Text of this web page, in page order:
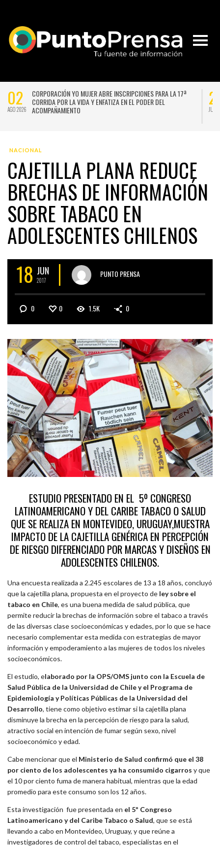
02
AGO 2026
CORPORACIÓN YO MUJER ABRE INSCRIPCIONES PARA LA 17ª
CORRIDA POR LA VIDA Y ENFATIZA EN EL PODER DEL
ACOMPAÑAMIENTO
JUL
NACIONAL
CAJETILLA PLANA REDUCE
BRECHAS DE INFORMACIÓN
SOBRE TABACO EN
ADOLESCENTES CHILENOS
18 JUN
2017
PUNTO PRENSA
0 0 1.5K 0
ESTUDIO PRESENTADO EN EL 5º CONGRESO
LATINOAMERICANO Y DEL CARIBE TABACO O SALUD
QUE SE REALIZA EN MONTEVIDEO, URUGUAY,MUESTRA
IMPACTO DE LA CAJETILLA GENÉRICA EN PERCEPCIÓN
DE RIESGO DIFERENCIADO POR MARCAS Y DISEÑOS EN
ADOLESCENTES CHILENOS.
Una encuesta realizada a 2.245 escolares de 13 a 18 años, concluyó
que la cajetilla plana, propuesta en el proyecto de ley sobre el
tabaco en Chile, es una buena medida de salud pública, que
permite reducir la brechas de información sobre el tabaco a través
de las diversas clase socioeconómicas y edades, por lo que se hace
necesario complementar esta medida con estrategias de mayor
información y empoderamiento a las mujeres de todos los niveles
socioeconómicos.
El estudio, elaborado por la OPS/OMS junto con la Escuela de
Salud Pública de la Universidad de Chile y el Programa de
Epidemiología y Políticas Públicas de la Universidad del
Desarrollo, tiene como objetivo estimar si la cajetilla plana
disminuye la brecha en la percepción de riesgo para la salud,
atractivo social en intención de fumar según sexo, nivel
socioeconómico y edad.
Cabe mencionar que el Ministerio de Salud confirmó que el 38
por ciento de los adolescentes ya ha consumido cigarros y que
el 10 por ciento fuma de manera habitual, mientras que la edad
promedio para este consumo son los 12 años.
Esta investigación fue presentada en el 5º Congreso
Latinoamericano y del Caribe Tabaco o Salud, que se está
llevando a cabo en Montevideo, Uruguay, y que reúnea
investigadores de control del tabaco, especialistas en el